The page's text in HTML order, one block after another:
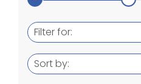
Filter for:
Sort by: